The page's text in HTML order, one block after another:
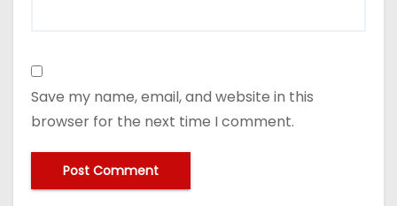
Save my name, email, and website in this
browser for the next time I comment.